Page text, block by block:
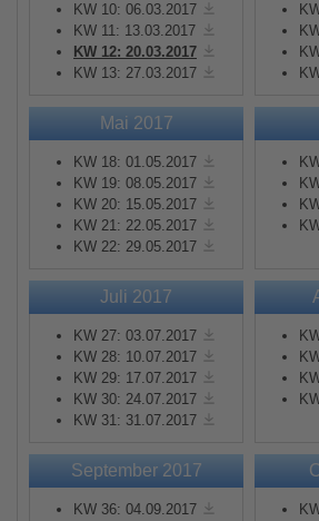
KW 10: 06.03.2017
KW 11: 13.03.2017
KW 12: 20.03.2017
KW 13: 27.03.2017
Mai 2017
KW 18: 01.05.2017
KW 19: 08.05.2017
KW 20: 15.05.2017
KW 21: 22.05.2017
KW 22: 29.05.2017
Juli 2017
KW 27: 03.07.2017
KW 28: 10.07.2017
KW 29: 17.07.2017
KW 30: 24.07.2017
KW 31: 31.07.2017
September 2017
KW 36: 04.09.2017